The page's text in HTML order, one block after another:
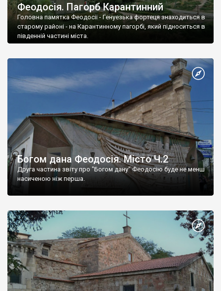
Феодосія. Пагорб Карантинний
Головна памятка Феодосії - Генуезька фортеця знаходиться в
старому районі - на Карантинному пагорбі, який підноситься в
південній частині міста.
Богом дана Феодосія. Місто Ч.2
Друга частина звіту про "Богом дану" Феодосію буде не менш
насиченою ніж перша.